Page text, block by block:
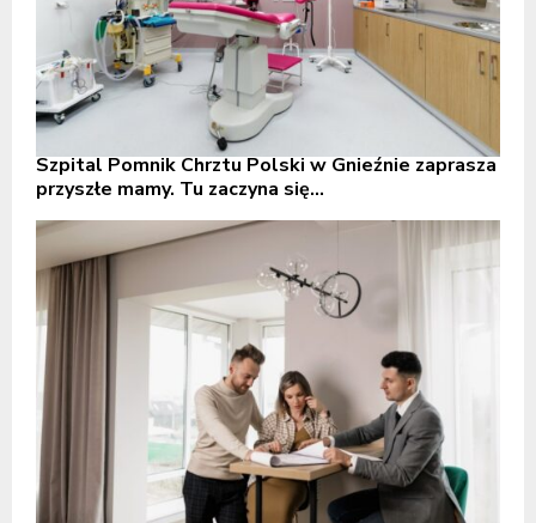
Szpital Pomnik Chrztu Polski w Gnieźnie zaprasza
przyszłe mamy. Tu zaczyna się...